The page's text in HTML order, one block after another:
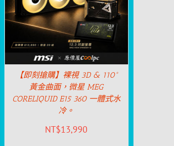
【即刻搶購】裸視 3D & 110°
黃金曲面，微星 MEG
CORELIQUID E15 360 一體式水
冷。
NT$13,990